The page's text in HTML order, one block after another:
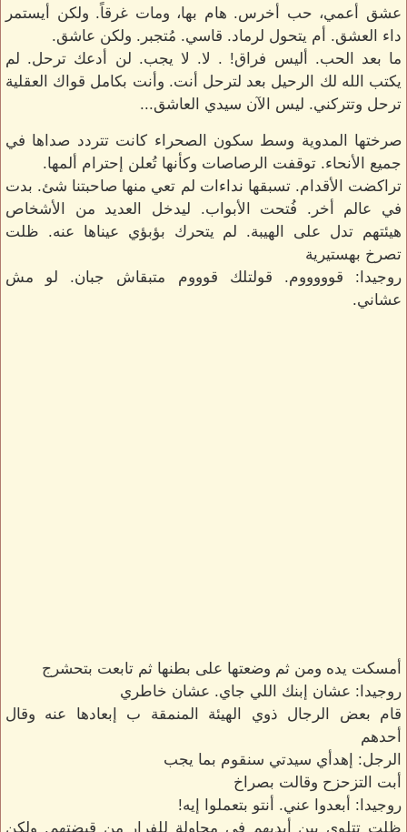
عشق أعمي، حب أخرس. هام بها، ومات غرقاً. ولكن أيستمر
داء العشق. أم يتحول لرماد. قاسي. مُتجبر. ولكن عاشق.
ما بعد الحب. أليس فراق! . لا. لا يجب. لن أدعك ترحل. لم
يكتب الله لك الرحيل بعد لترحل أنت. وأنت بكامل قواك العقلية
ترحل وتتركني. ليس الآن سيدي العاشق...
صرختها المدوية وسط سكون الصحراء كانت تتردد صداها في
جميع الأنحاء. توقفت الرصاصات وكأنها تُعلن إحترام ألمها.
تراكضت الأقدام. تسبقها نداءات لم تعي منها صاحبتنا شئ. بدت
في عالم أخر. فُتحت الأبواب. ليدخل العديد من الأشخاص
هيئتهم تدل على الهيبة. لم يتحرك بؤبؤي عيناها عنه. ظلت
تصرخ بهستيرية
روجيدا: قوووووم. قولتلك قوووم متبقاش جبان. لو مش
عشاني.
أمسكت يده ومن ثم وضعتها على بطنها ثم تابعت بتحشرج
روجيدا: عشان إبنك اللي جاي. عشان خاطري
قام بعض الرجال ذوي الهيئة المنمقة ب إبعادها عنه وقال
أحدهم
الرجل: إهدأي سيدتي سنقوم بما يجب
أبت التزحزح وقالت بصراخ
روجيدا: أبعدوا عني. أنتو بتعملوا إيه!
ظلت تتلوى بين أيديهم في محاولة للفرار من قبضتهم. ولكن